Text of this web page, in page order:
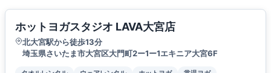
ホットヨガスタジオ LAVA大宮店
北大宮駅から徒歩13分
埼玉県さいたま市大宮区大門町2ー1ー1エキニア大宮6F